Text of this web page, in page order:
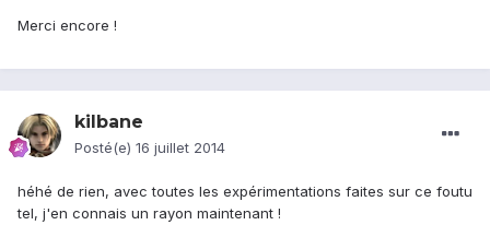
Merci encore !
kilbane
Posté(e) 16 juillet 2014
héhé de rien, avec toutes les expérimentations faites sur ce foutu
tel, j'en connais un rayon maintenant !